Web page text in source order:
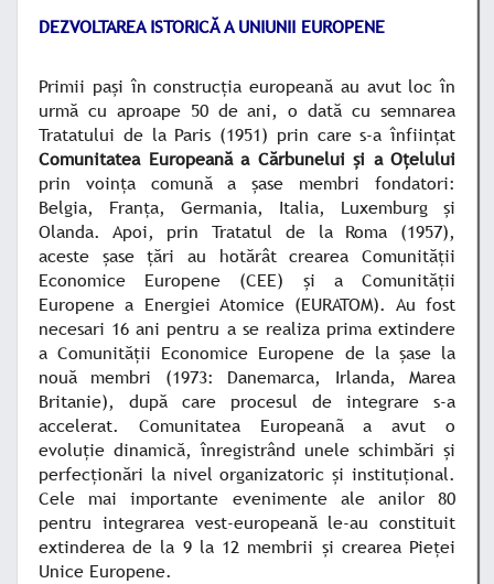
DEZVOLTAREA ISTORICĂ A UNIUNII EUROPENE
Primii paşi în construcţia europeană au avut loc în
urmă cu aproape 50 de ani, o dată cu semnarea
Tratatului de la Paris (1951) prin care s-a înfiinţat
Comunitatea Europeană a Cărbunelui şi a Oţelului
prin voinţa comună a şase membri fondatori:
Belgia, Franţa, Germania, Italia, Luxemburg şi
Olanda. Apoi, prin Tratatul de la Roma (1957),
aceste şase ţări au hotărât crearea Comunităţii
Economice Europene (CEE) şi a Comunităţii
Europene a Energiei Atomice (EURATOM). Au fost
necesari 16 ani pentru a se realiza prima extindere
a Comunităţii Economice Europene de la şase la
nouă membri (1973: Danemarca, Irlanda, Marea
Britanie), după care procesul de integrare s-a
accelerat. Comunitatea Europeanã a avut o
evoluţie dinamică, înregistrând unele schimbări şi
perfecţionări la nivel organizatoric şi instituţional.
Cele mai importante evenimente ale anilor 80
pentru integrarea vest-europeană le-au constituit
extinderea de la 9 la 12 membrii şi crearea Pieţei
Unice Europene.